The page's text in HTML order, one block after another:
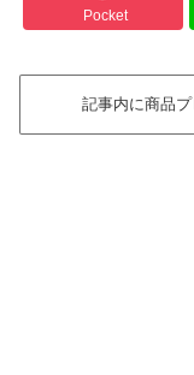
Pocket
記事内に商品